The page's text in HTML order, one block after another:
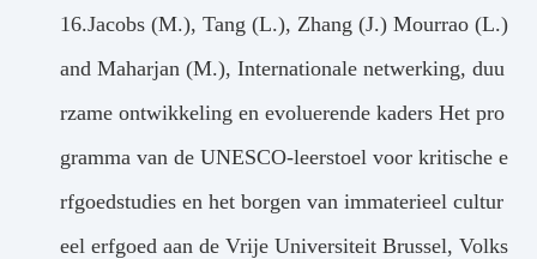
16.Jacobs (M.), Tang (L.), Zhang (J.) Mourrao (L.)
and Maharjan (M.), Internationale netwerking, duu
rzame ontwikkeling en evoluerende kaders Het pro
gramma van de UNESCO-leerstoel voor kritische e
rfgoedstudies en het borgen van immaterieel cultur
eel erfgoed aan de Vrije Universiteit Brussel, Volks